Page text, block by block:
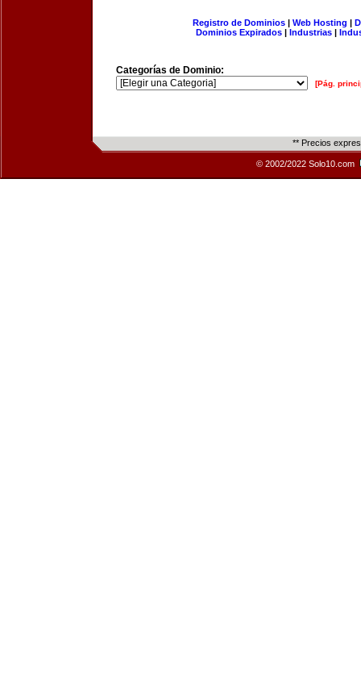
Registro de Dominios| Web Hosting |
Dominios Expirados | Industrias |
Categorías de Dominio:
[Pág.
** Precios
© 2002/2022 Solo10.com